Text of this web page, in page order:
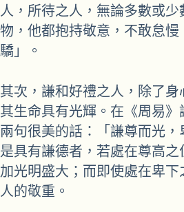
人，所待之人，無論多數或少
物，他都抱持敬意，不敢怠慢
驕」。
其次，謙和好禮之人，除了
其生命具有光輝。在《周易
兩句很美的話：「謙尊而光
是具有謙德者，若處在尊高
加光明盛大；而即使處在卑
人的敬重。